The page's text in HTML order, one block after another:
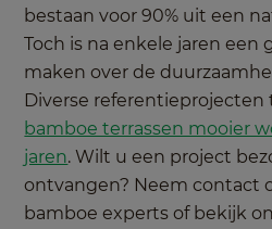
bestaan voor 90% uit een
Toch is na enkele jaren
maken over de
Diverse
bamboe terrassen mooier
jaren. Wilt u een project
ontvangen? Neem contact
bamboe experts of bekijk